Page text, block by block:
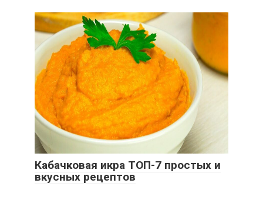
Кабачковая икра ТОП-7 простых и
вкусных рецептов